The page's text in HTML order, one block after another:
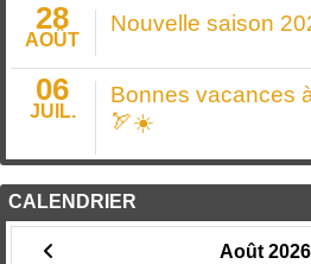
28
AOÛT
Nouvelle saison
06
JUIL.
Bonnes vacances
🏹☀️
CALENDRIER
Août 2026